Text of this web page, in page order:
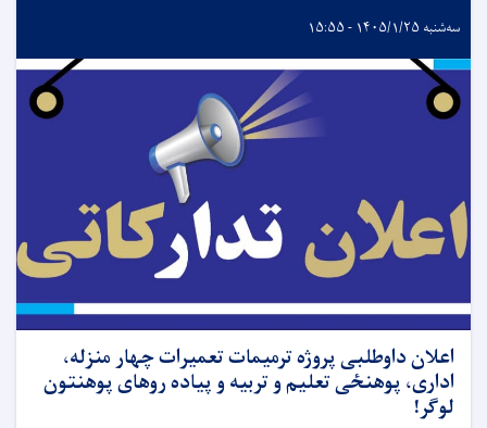
سه‌شنبه ۱۴۰۵/۱/۲۵ - ۱۵:۵۵
اعلان داوطلبی پروژه ترمیمات تعمیرات چهار منزله،
اداری، پوهنځی تعلیم و تربیه و پیاده روهای پوهنتون
لوگر!